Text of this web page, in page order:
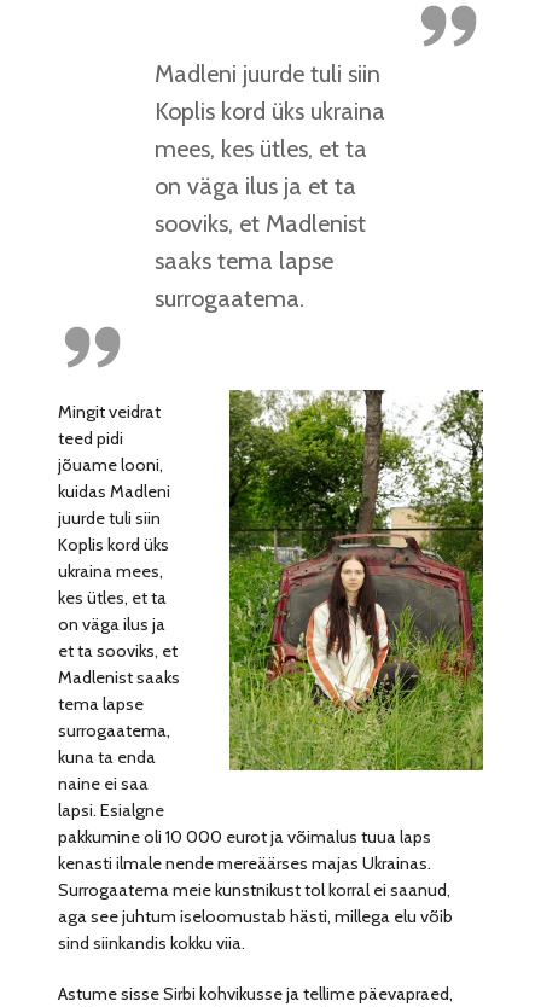
Madleni juurde tuli siin
Koplis kord üks ukraina
mees, kes ütles, et ta
on väga ilus ja et ta
sooviks, et Madlenist
saaks tema lapse
surrogaatema.
Mingit veidrat
teed pidi
jõuame looni,
kuidas Madleni
juurde tuli siin
Koplis kord üks
ukraina mees,
kes ütles, et ta
on väga ilus ja
et ta sooviks, et
Madlenist saaks
tema lapse
surrogaatema,
kuna ta enda
naine ei saa
lapsi. Esialgne
pakkumine oli 10 000 eurot ja võimalus tuua laps
kenasti ilmale nende mereäärses majas Ukrainas.
Surrogaatema meie kunstnikust tol korral ei saanud,
aga see juhtum iseloomustab hästi, millega elu võib
sind siinkandis kokku viia.
Astume sisse Sirbi kohvikusse ja tellime päevapraed,